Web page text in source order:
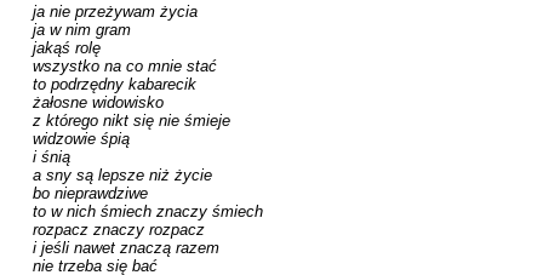
ja nie przeżywam życia
ja w nim gram
jakąś rolę
wszystko na co mnie stać
to podrzędny kabarecik
żałosne widowisko
z którego nikt się nie śmieje
widzowie śpią
i śnią
a sny są lepsze niż życie
bo nieprawdziwe
to w nich śmiech znaczy śmiech
rozpacz znaczy rozpacz
i jeśli nawet znaczą razem
nie trzeba się bać